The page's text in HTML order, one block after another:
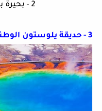
2 - بحيرة باموكالى بتركيا
3 - حديقة يلوستون الوطنية بالولايات المتحدة